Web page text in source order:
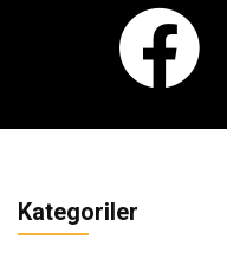
Kategoriler